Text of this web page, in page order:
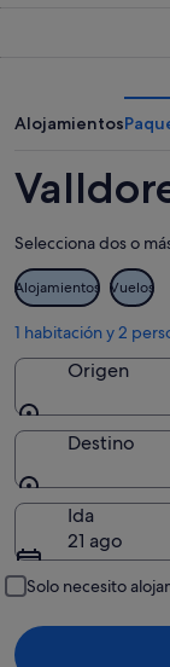
8
noche,
ago
-
ago
fin
semana,
7
-
9
ago
Alojamientos
Selecciona dos o
Alojamientos Vuelos
1 habitación y 2
Origen
Origen
Destino
Destino
Ida
21 ago
Solo necesito